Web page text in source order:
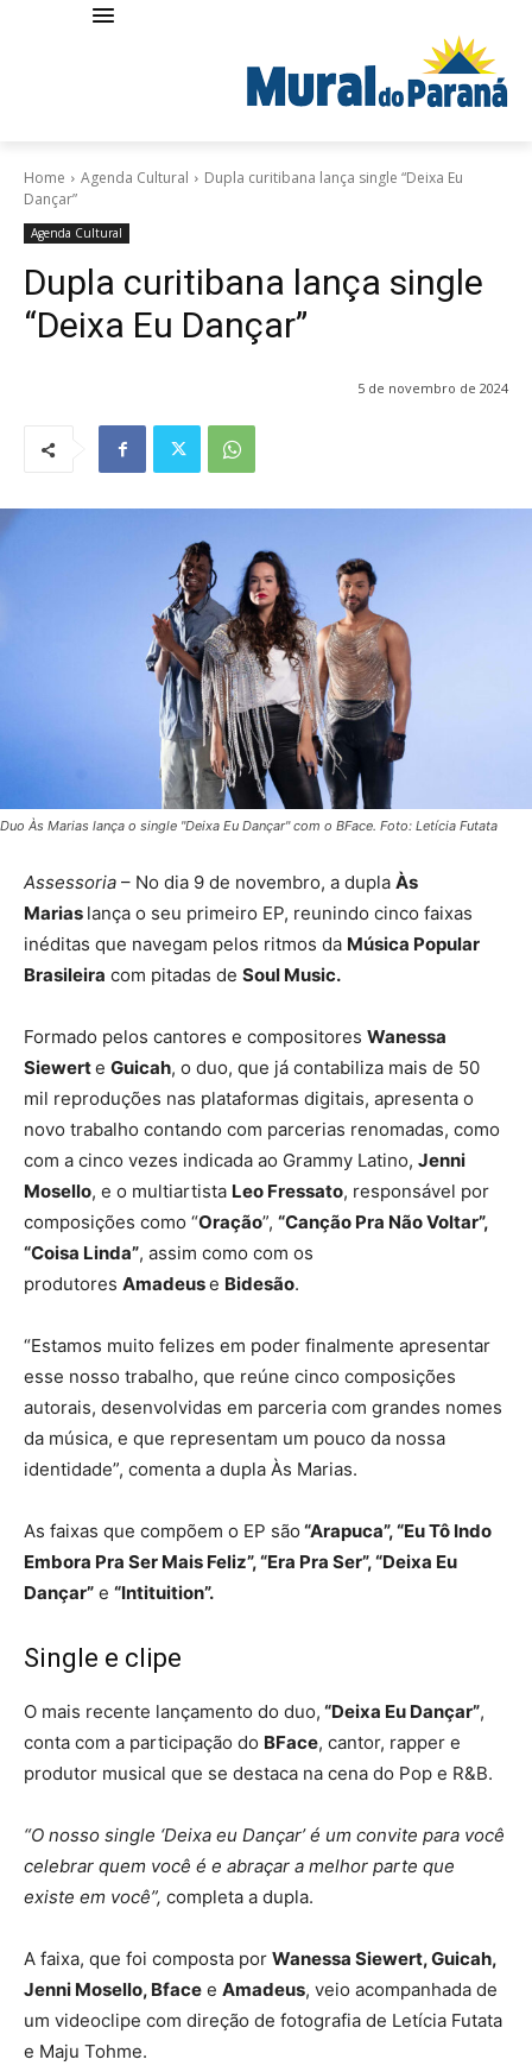
Home Agenda Cultural
Dupla curitibana lança single “Deixa Eu
Dançar”
Agenda Cultural
Dupla curitibana lança single
“Deixa Eu Dançar”
5 de novembro de 2024
Duo Às Marias lança o single "Deixa Eu Dançar" com o BFace. Foto: Letícia Futata
Assessoria – No dia 9 de novembro, a dupla Às
Marias lança o seu primeiro EP, reunindo cinco faixas
inéditas que navegam pelos ritmos da Música Popular
Brasileira com pitadas de Soul Music.
Formado pelos cantores e compositores Wanessa
Siewerte Guicah, o duo, que já contabiliza mais de 50
mil reproduções nas plataformas digitais, apresenta o
novo trabalho contando com parcerias renomadas, como
com a cinco vezes indicada ao Grammy Latino, Jenni
Mosello, e o multiartista Leo Fressato, responsável por
composições como “Oração”, “Canção Pra Não Voltar”,
“Coisa Linda”, assim como com os
produtores Amadeuse Bidesão.
“Estamos muito felizes em poder finalmente apresentar
esse nosso trabalho, que reúne cinco composições
autorais, desenvolvidas em parceria com grandes nomes
da música, e que representam um pouco da nossa
identidade”, comenta a dupla Às Marias.
As faixas que compõem o EP são “Arapuca”, “Eu Tô Indo
Embora Pra Ser Mais Feliz”, “Era Pra Ser”, “Deixa Eu
Dançar” e “Intituition”.
Single e clipe
O mais recente lançamento do duo, “Deixa Eu Dançar”,
conta com a participação do BFace, cantor, rapper e
produtor musical que se destaca na cena do Pop e R&B.
“O nosso single ‘Deixa eu Dançar’ é um convite para você
celebrar quem você é e abraçar a melhor parte que
existe em você”, completa a dupla.
A faixa, que foi composta por Wanessa Siewert, Guicah,
Jenni Mosello, Bface e Amadeus, veio acompanhada de
um videoclipe com direção de fotografia de Letícia Futata
e Maju Tohme.